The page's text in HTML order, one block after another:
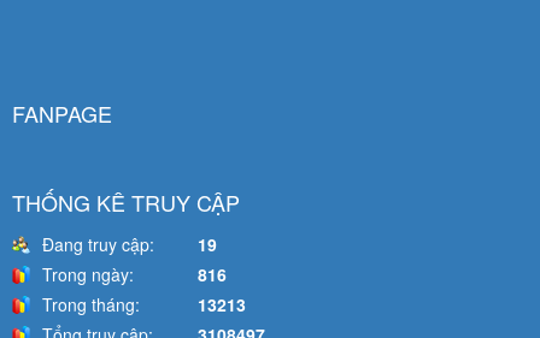
FANPAGE
THỐNG KÊ TRUY CẬP
Đang truy cập:
19
Trong ngày:
816
Trong tháng:
13213